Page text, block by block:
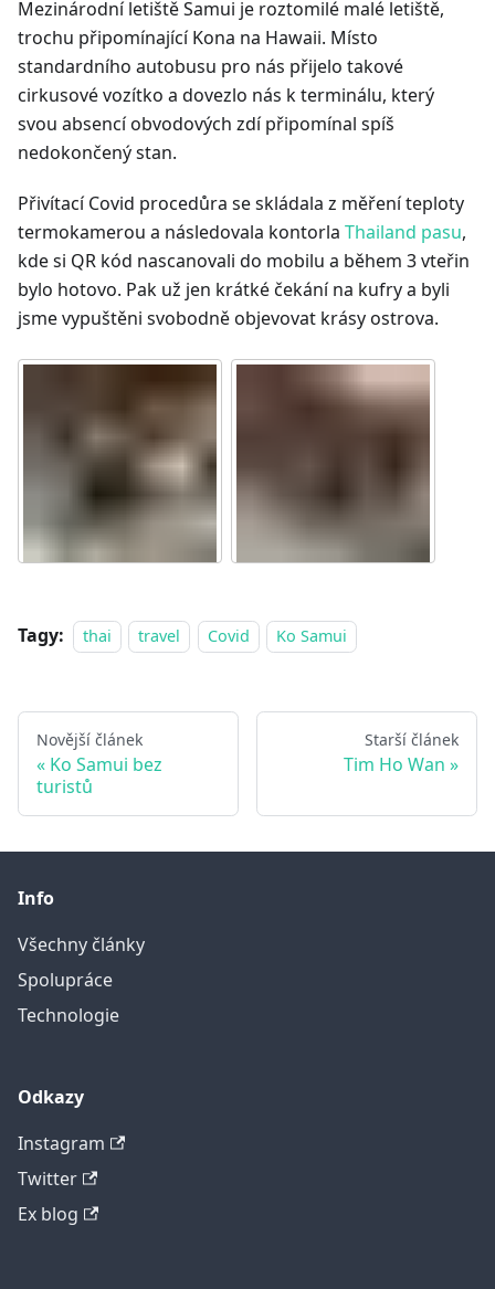
Mezinárodní letiště Samui je roztomilé malé letiště,
trochu připomínající Kona na Hawaii. Místo
standardního autobusu pro nás přijelo takové
cirkusové vozítko a dovezlo nás k terminálu, který
svou absencí obvodových zdí připomínal spíš
nedokončený stan.
Přivítací Covid procedůra se skládala z měření teploty
termokamerou a následovala kontorla Thailand pasu,
kde si QR kód nascanovali do mobilu a během 3 vteřin
bylo hotovo. Pak už jen krátké čekání na kufry a byli
jsme vypuštěni svobodně objevovat krásy ostrova.
Tagy: thai travel Covid Ko Samui
Novější článek
Ko Samui bez
turistů
Starší článek
Tim Ho Wan
Info
Všechny články
Spolupráce
Technologie
Odkazy
Instagram
Twitter
Ex blog